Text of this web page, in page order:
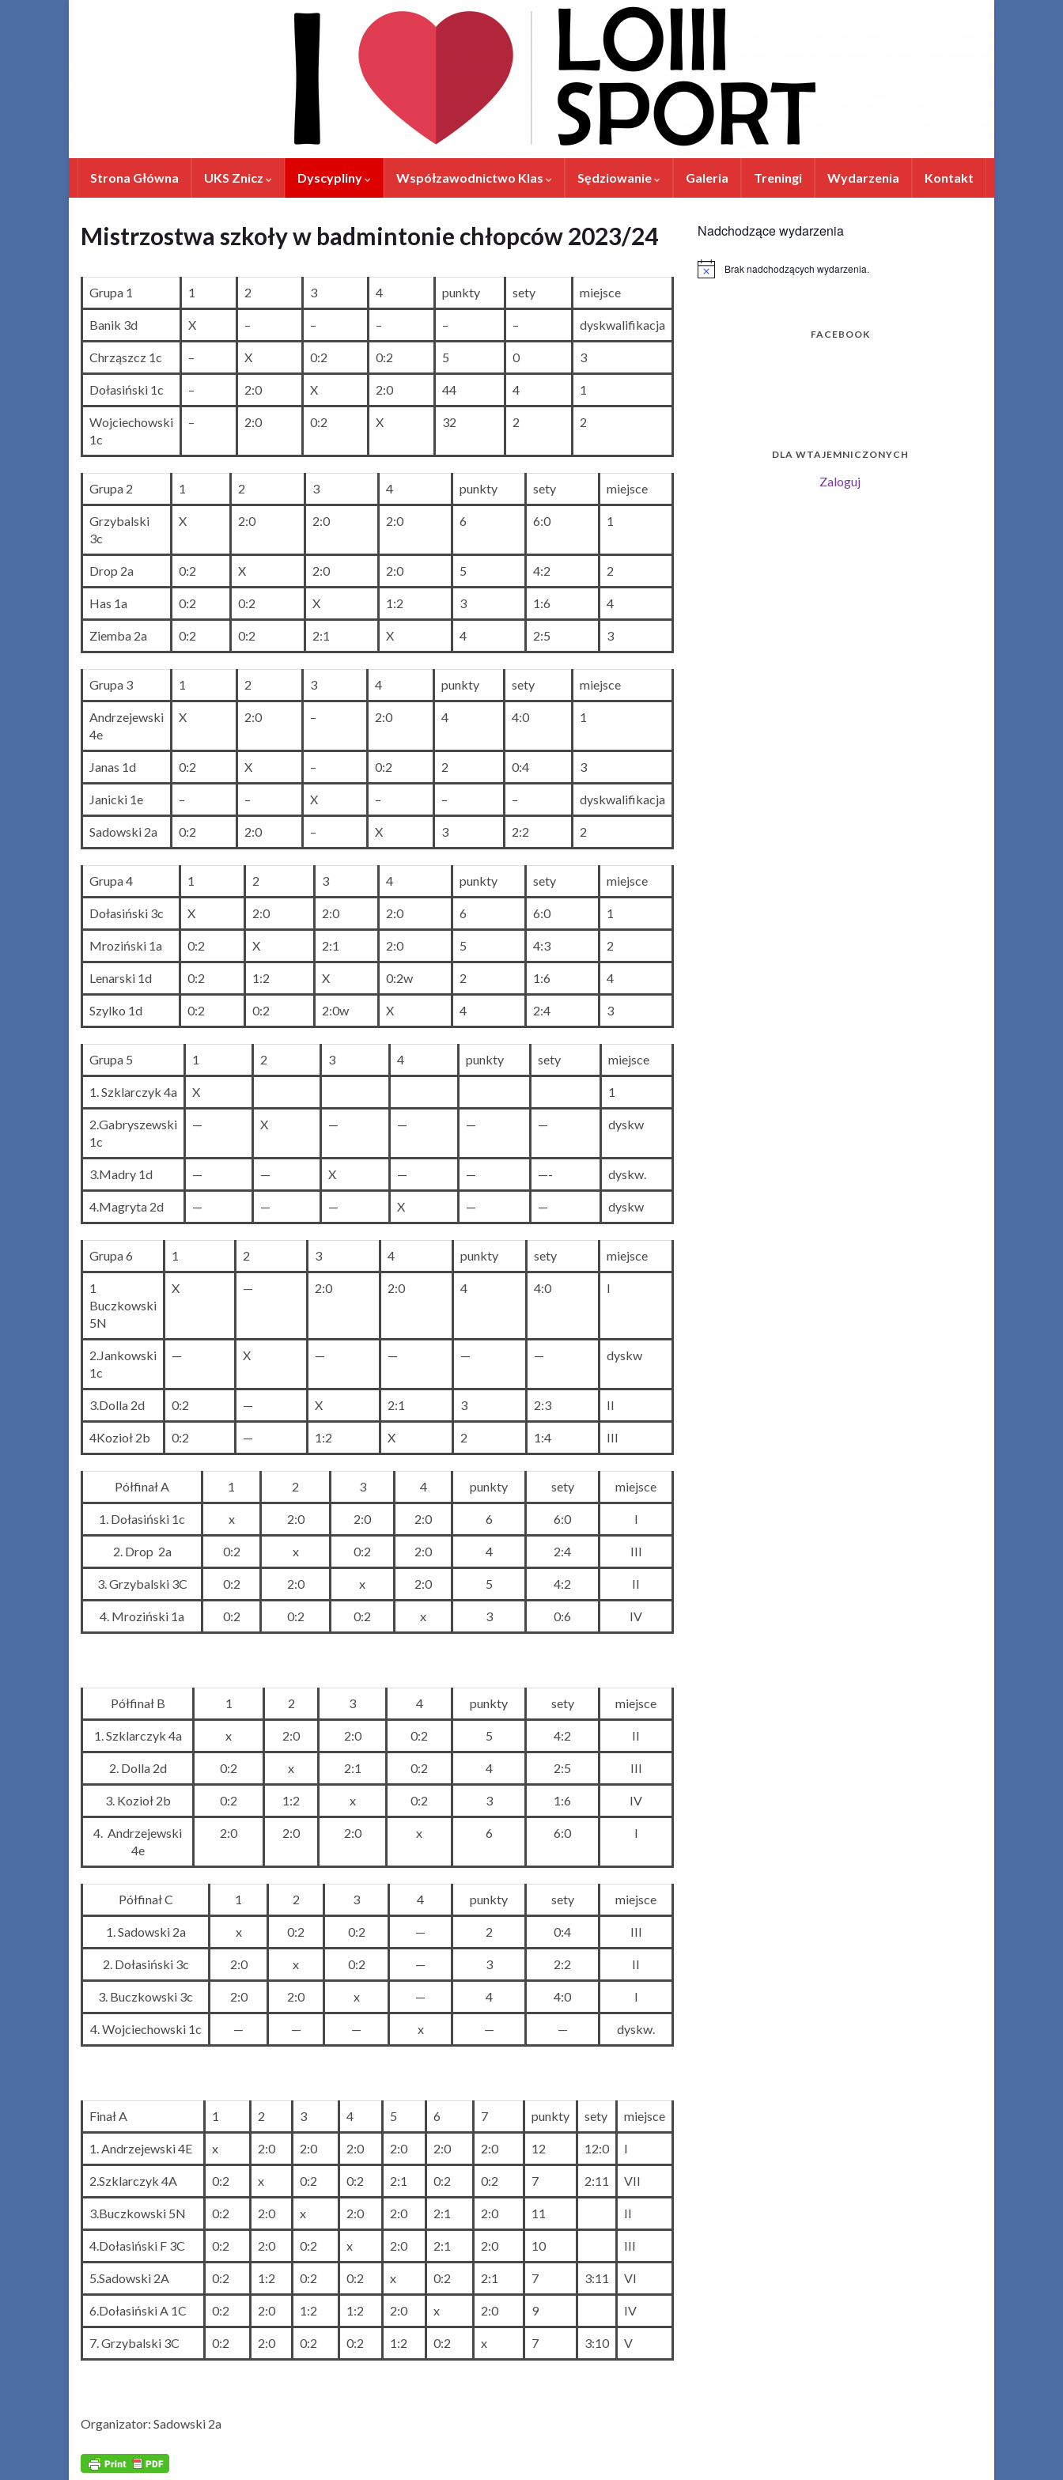
Strona Główna UKS Znicz Dyscypliny Współzawodnictwo Klas Sędziowanie Galeria Treningi Wydarzenia Kontakt
Mistrzostwa szkoły w badmintonie chłopców 2023/24
Grupa 1 1 2 3 4 punkty sety miejsce
Banik 3d X – – – – – dyskwalifikacja
Chrząszcz 1c – X 0:2 0:2 5 0 3
Dołasiński 1c – 2:0 X 2:0 44 4 1
Wojciechowski
1c
– 2:0 0:2 X 32 2 2
Grupa 2 1 2 3 4 punkty sety miejsce
Grzybalski
3c
X 2:0 2:0 2:0 6 6:0 1
Drop 2a 0:2 X 2:0 2:0 5 4:2 2
Has 1a 0:2 0:2 X 1:2 3 1:6 4
Ziemba 2a 0:2 0:2 2:1 X 4 2:5 3
Grupa 3 1 2 3 4 punkty sety miejsce
Andrzejewski
4e
X 2:0 – 2:0 4 4:0 1
Janas 1d 0:2 X – 0:2 2 0:4 3
Janicki 1e – – X – – – dyskwalifikacja
Sadowski 2a 0:2 2:0 – X 3 2:2 2
Grupa 4 1 2 3 4 punkty sety miejsce
Dołasiński 3c X 2:0 2:0 2:0 6 6:0 1
Mroziński 1a 0:2 X 2:1 2:0 5 4:3 2
Lenarski 1d 0:2 1:2 X 0:2w 2 1:6 4
Szylko 1d 0:2 0:2 2:0w X 4 2:4 3
Grupa 5 1 2 3 4 punkty sety miejsce
1. Szklarczyk 4a X 1
2.Gabryszewski
1c
— X — — — — dyskw
3.Madry 1d — — X — — —- dyskw.
4.Magryta 2d — — — X — — dyskw
Grupa 6 1 2 3 4 punkty sety miejsce
1
Buczkowski
5N
X — 2:0 2:0 4 4:0 I
2.Jankowski
1c
— X — — — — dyskw
3.Dolla 2d 0:2 — X 2:1 3 2:3 II
4Kozioł 2b 0:2 — 1:2 X 2 1:4 III
Półfinał A 1 2 3 4 punkty sety miejsce
1. Dołasiński 1c x 2:0 2:0 2:0 6 6:0 I
2. Drop 2a 0:2 x 0:2 2:0 4 2:4 III
3. Grzybalski 3C 0:2 2:0 x 2:0 5 4:2 II
4. Mroziński 1a 0:2 0:2 0:2 x 3 0:6 IV
Półfinał B 1 2 3 4 punkty sety miejsce
1. Szklarczyk 4a x 2:0 2:0 0:2 5 4:2 II
2. Dolla 2d 0:2 x 2:1 0:2 4 2:5 III
3. Kozioł 2b 0:2 1:2 x 0:2 3 1:6 IV
4. Andrzejewski
4e
2:0 2:0 2:0 x 6 6:0 I
Półfinał C 1 2 3 4 punkty sety miejsce
1. Sadowski 2a x 0:2 0:2 — 2 0:4 III
2. Dołasiński 3c 2:0 x 0:2 — 3 2:2 II
3. Buczkowski 3c 2:0 2:0 x — 4 4:0 I
4. Wojciechowski 1c — — — x — — dyskw.
Finał A 1 2 3 4 5 6 7 punkty sety miejsce
1. Andrzejewski 4E x 2:0 2:0 2:0 2:0 2:0 2:0 12 12:0 I
2.Szklarczyk 4A 0:2 x 0:2 0:2 2:1 0:2 0:2 7 2:11 VII
3.Buczkowski 5N 0:2 2:0 x 2:0 2:0 2:1 2:0 11 II
4.Dołasiński F 3C 0:2 2:0 0:2 x 2:0 2:1 2:0 10 III
5.Sadowski 2A 0:2 1:2 0:2 0:2 x 0:2 2:1 7 3:11 VI
6.Dołasiński A 1C 0:2 2:0 1:2 1:2 2:0 x 2:0 9 IV
7. Grzybalski 3C 0:2 2:0 0:2 0:2 1:2 0:2 x 7 3:10 V
Organizator: Sadowski 2a
Nadchodzące wydarzenia
Powiadomienie
Brak nadchodzących wydarzenia.
FACEBOOK
DLA WTAJEMNICZONYCH
Zaloguj